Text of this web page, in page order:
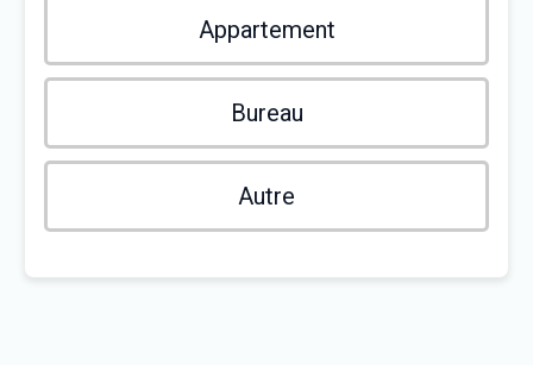
Appartement
Bureau
Autre